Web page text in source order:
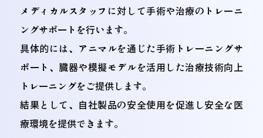
メディカルスタッフに対して手術や治療のトレーニ
ングサポートを行います。
具体的には、アニマルを通じた手術トレーニングサ
ポート、臓器や模擬モデルを活用した治療技術向上
トレーニングをご提供します。
結果として、自社製品の安全使用を促進し安全な医
療環境を提供できます。